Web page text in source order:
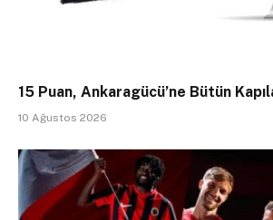
15 Puan, Ankaragücü’ne Bütün
10 Ağustos 2026